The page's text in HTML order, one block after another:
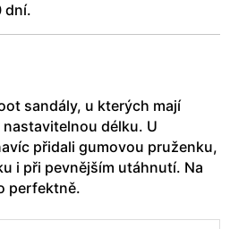
dní.
sandály, u kterých mají
délku. U
přidali gumovou pruženku,
i při pevnějším utáhnutí. Na
perfektně.